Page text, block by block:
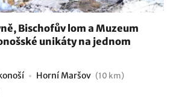
Bischofův lom a Muzeum
unikáty na jednom
Horní Maršov (10 km)